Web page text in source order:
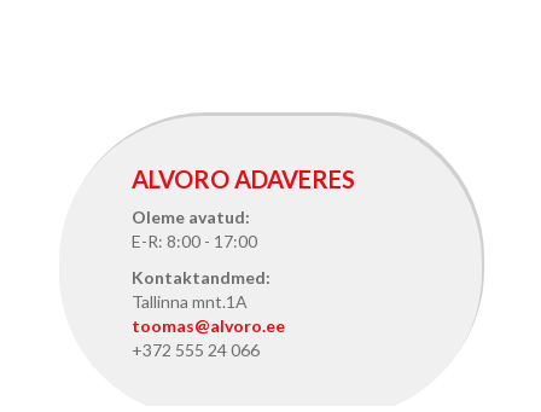
ALVORO ADAVERES
Oleme avatud:
E-R: 8:00 - 17:00
Kontaktandmed:
Tallinna mnt.1A
toomas@alvoro.ee
+372 555 24 066